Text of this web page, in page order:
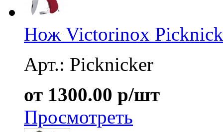
Нож Victorinox
Арт.: Picknicker
от 1300.00 р/шт
Просмотреть